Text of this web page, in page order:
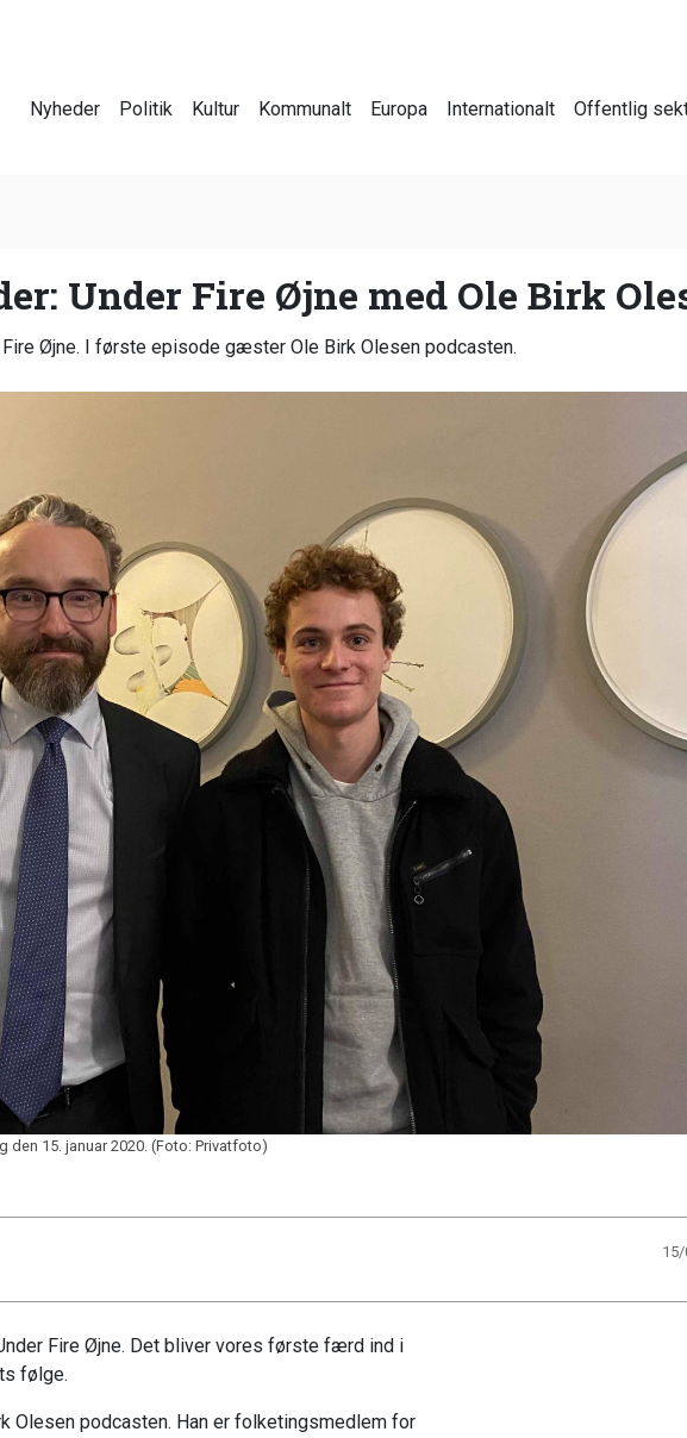
Nyheder Politik Kultur Kommunalt Europa Internationalt Offentlig
Under Fire Øjne med Ole Birk
Øjne. I første episode gæster Ole Birk Olesen podcasten.
den 15. januar 2020. (Foto: Privatfoto)
Fire Øjne. Det bliver vores første færd ind i
følge.
Olesen podcasten. Han er folketingsmedlem for